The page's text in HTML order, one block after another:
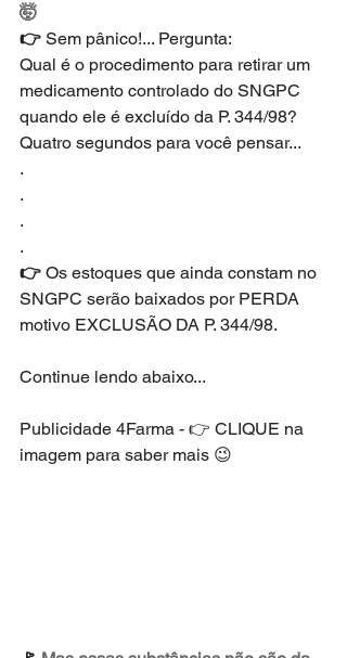
🤯
👉 Sem pânico!... Pergunta:
Qual é o procedimento para retirar um
medicamento controlado do SNGPC
quando ele é excluído da P. 344/98?
Quatro segundos para você pensar...
.
.
.
.
👉 Os estoques que ainda constam no
SNGPC serão baixados por PERDA
motivo EXCLUSÃO DA P. 344/98.
Continue lendo abaixo...
Publicidade 4Farma - 👉 CLIQUE na
imagem para saber mais 😉